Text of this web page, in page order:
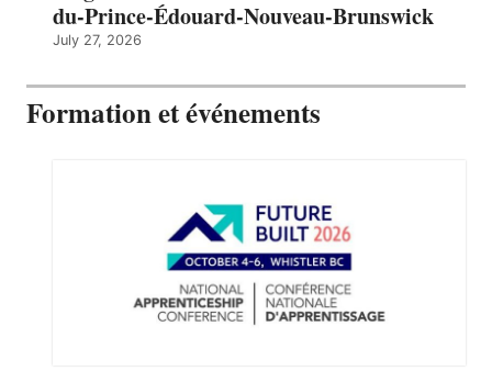
du-Prince-Édouard-Nouveau-Brunswick
July 27, 2026
Formation et événements